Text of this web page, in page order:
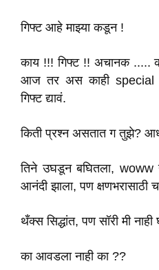
गिफ्ट आहे माझ्या कडून !
काय !!! गिफ्ट !! अचानक .....
आज तर अस काही special
गिफ्ट द्यावं.
किती प्रश्न असतात ग तुझे?
तिने उघडून बघितला, woww
आनंदी झाला, पण क्षणभरासाठी
थँक्स सिद्धांत, पण सॉरी मी
का आवडला नाही का ??